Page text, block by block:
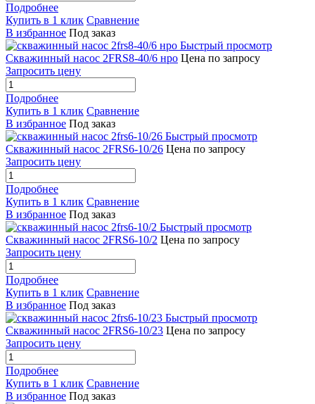
Подробнее
Купить в 1 клик Сравнение
В избранное Под заказ
Быстрый просмотр
Скважинный насос 2FRS8-40/6 нро Цена по запросу
Запросить цену
Подробнее
Купить в 1 клик Сравнение
В избранное Под заказ
Быстрый просмотр
Скважинный насос 2FRS6-10/26 Цена по запросу
Запросить цену
Подробнее
Купить в 1 клик Сравнение
В избранное Под заказ
Быстрый просмотр
Скважинный насос 2FRS6-10/2 Цена по запросу
Запросить цену
Подробнее
Купить в 1 клик Сравнение
В избранное Под заказ
Быстрый просмотр
Скважинный насос 2FRS6-10/23 Цена по запросу
Запросить цену
Подробнее
Купить в 1 клик Сравнение
В избранное Под заказ